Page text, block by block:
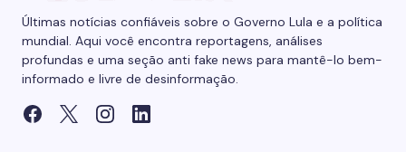
Últimas notícias confiáveis sobre o Governo Lula e a política
mundial. Aqui você encontra reportagens, análises
profundas e uma seção anti fake news para mantê-lo bem-
informado e livre de desinformação.